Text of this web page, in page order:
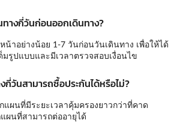
างกี่วันก่อนออกเดินทาง?
น้าอย่างน้อย 1-7 วันก่อนวันเดินทาง เพื่อให้ได้
มรูปแบบและมีเวลาตรวจสอบเงื่อนไข
งกี่วันสามารถซื้อประกันได้หรือไม่?
แผนที่มีระยะเวลาคุ้มครองยาวกว่าที่คาด
ผนที่สามารถต่ออายุได้